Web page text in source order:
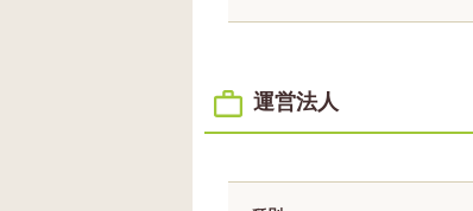
運営法人